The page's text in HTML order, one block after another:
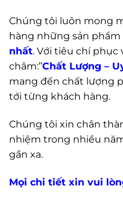
Chúng tôi luôn mong
hàng những sản phẩm
nhất. Với tiêu chí
châm:’’Chất Lượng –
mang đến chất lượng
tới từng khách hàng.
Chúng tôi xin chân
nhiệm trong nhiều
gần xa.
Mọi chi tiết xin vui